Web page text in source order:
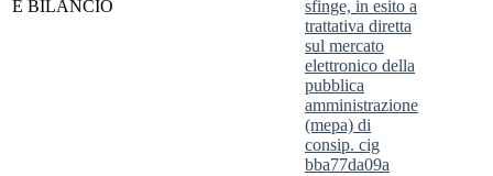
E BILANCIO
sfinge, in esito a
trattativa diretta
sul mercato
elettronico della
pubblica
amministrazione
(mepa) di
consip. cig
bba77da09a